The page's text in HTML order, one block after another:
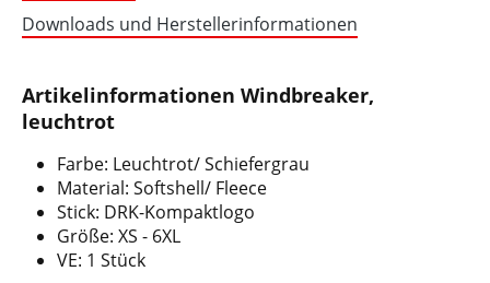
Downloads und Herstellerinformationen
Artikelinformationen Windbreaker,
leuchtrot
Farbe: Leuchtrot/ Schiefergrau
Material: Softshell/ Fleece
Stick: DRK-Kompaktlogo
Größe: XS - 6XL
VE: 1 Stück